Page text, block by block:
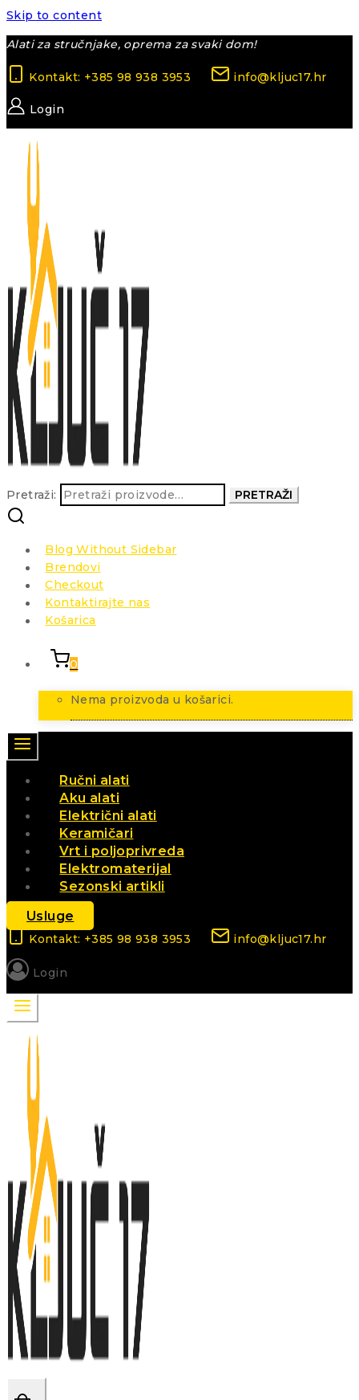
Skip to content
Alati za stručnjake, oprema za svaki dom!
Kontakt: +385 98 938 3953 info@kljuc17.hr
Login
Pretraži: PRETRAŽI
Blog Without Sidebar
Brendovi
Checkout
Kontaktirajte nas
Košarica
0
Nema proizvoda u košarici.
Ručni alati
Aku alati
Električni alati
Keramičari
Vrt i poljoprivreda
Elektromaterijal
Sezonski artikli
Usluge
Kontakt: +385 98 938 3953 info@kljuc17.hr
Login